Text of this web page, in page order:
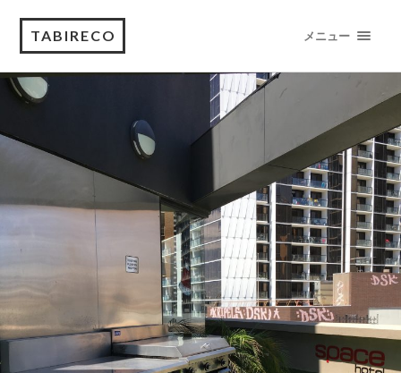
TABIRECO メニュー